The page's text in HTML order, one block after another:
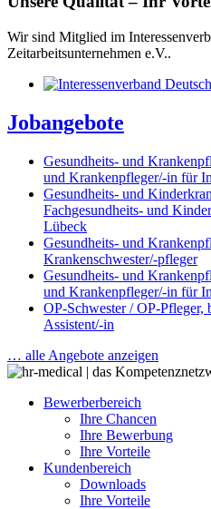
Wir sind Mitglied im
Zeitarbeitsunternehmen e.V..
Jobangebote
Gesundheits- und
und Krankenpfleger/-in für
Gesundheits- und
Fachgesundheits- und
Lübeck
Gesundheits- und
Krankenschwester/-pfleger
Gesundheits- und
und Krankenpfleger/-in für
OP-Schwester / OP-Pfleger,
Assistent/-in
… alle Angebote anzeigen
Bewerberbereich
Ihre Chancen
Ihre Bewerbung
Ihre Vorteile
Kundenbereich
Downloads
Ihre Vorteile